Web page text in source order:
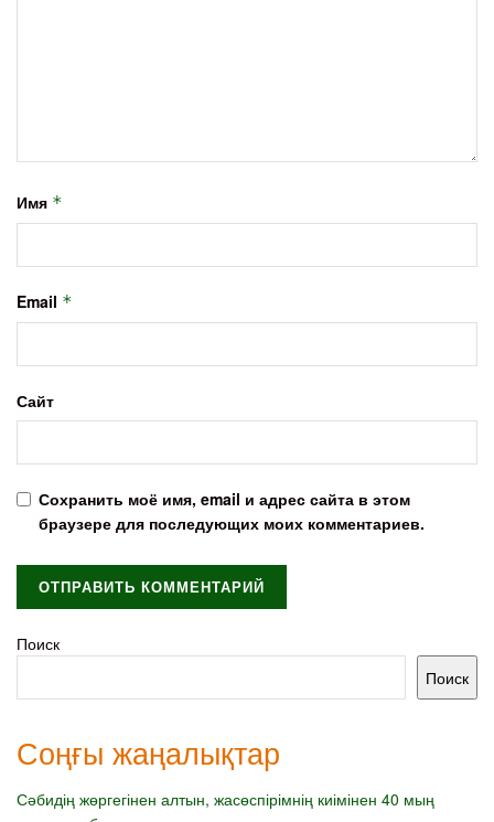
Имя *
Email *
Сайт
Сохранить моё имя, email и адрес сайта в этом
браузере для последующих моих комментариев.
Поиск
Поиск
Соңғы жаңалықтар
Сәбидің жөргегінен алтын, жасөспірімнің киімінен 40 мың